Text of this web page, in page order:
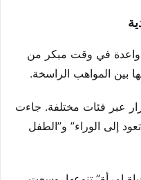
واعدة في وقت مبكر من
عبر فئات مختلفة. جاءت
إلى الوراء” و”الطفل